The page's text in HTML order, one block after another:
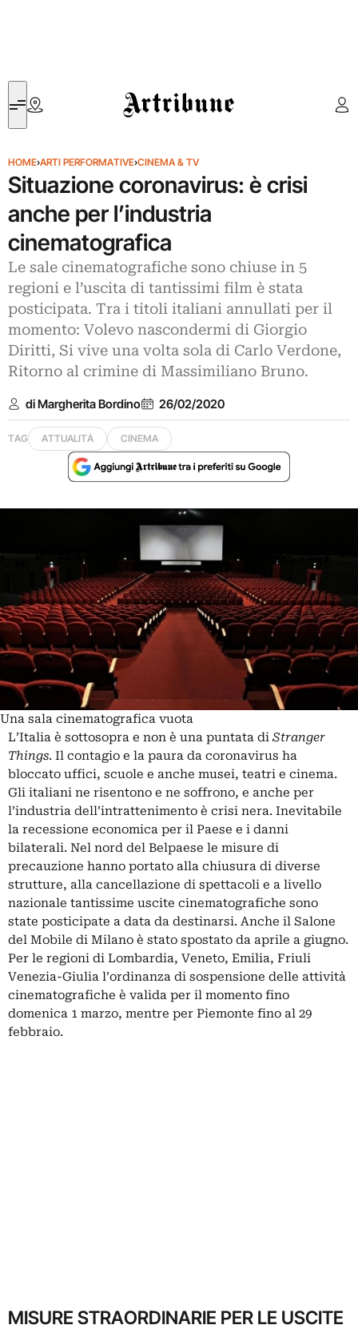
Artribune
HOME›ARTI PERFORMATIVE›CINEMA & TV
Situazione coronavirus: è crisi
anche per l’industria
cinematografica
Le sale cinematografiche sono chiuse in 5
regioni e l’uscita di tantissimi film è stata
posticipata. Tra i titoli italiani annullati per il
momento: Volevo nascondermi di Giorgio
Diritti, Si vive una volta sola di Carlo Verdone,
Ritorno al crimine di Massimiliano Bruno.
di Margherita Bordino 26/02/2020
TAG ATTUALITÀ CINEMA
Una sala cinematografica vuota
L’Italia è sottosopra e non è una puntata di Stranger
Things. Il contagio e la paura da coronavirus ha
bloccato uffici, scuole e anche musei, teatri e cinema.
Gli italiani ne risentono e ne soffrono, e anche per
l’industria dell’intrattenimento è crisi nera. Inevitabile
la recessione economica per il Paese e i danni
bilaterali. Nel nord del Belpaese le misure di
precauzione hanno portato alla chiusura di diverse
strutture, alla cancellazione di spettacoli e a livello
nazionale tantissime uscite cinematografiche sono
state posticipate a data da destinarsi. Anche il Salone
del Mobile di Milano è stato spostato da aprile a giugno.
Per le regioni di Lombardia, Veneto, Emilia, Friuli
Venezia-Giulia l’ordinanza di sospensione delle attività
cinematografiche è valida per il momento fino
domenica 1 marzo, mentre per Piemonte fino al 29
febbraio.
MISURE STRAORDINARIE PER LE USCITE